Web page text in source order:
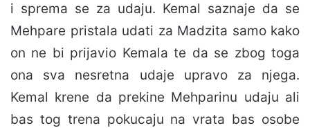
i sprema se za udaju. Kemal saznaje da se
Mehpare pristala udati za Madzita samo kako
on ne bi prijavio Kemala te da se zbog toga
ona sva nesretna udaje upravo za njega.
Kemal krene da prekine Mehparinu udaju ali
bas tog trena pokucaju na vrata bas osobe